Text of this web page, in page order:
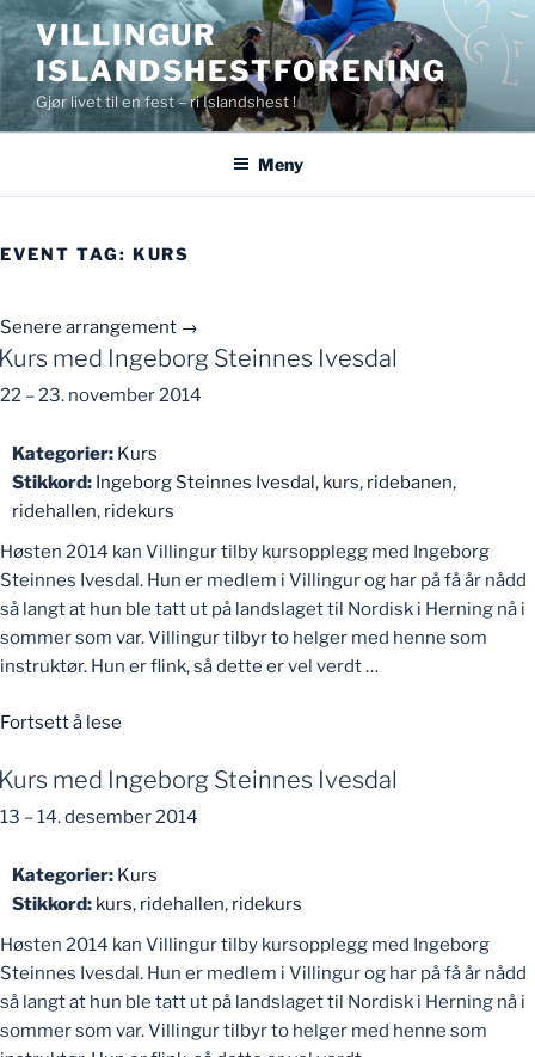
Gå
til
innhold
VILLINGUR
ISLANDSHESTFORENING
Gjør livet til en fest – ri Islandshest !
Meny
EVENT TAG: KURS
Senere arrangement →
med Ingeborg Steinnes Ivesdal
22 –23. november 2014
Kategorier: Kurs
Stikkord: Ingeborg Steinnes Ivesdal, kurs, ridebanen,
ridehallen, ridekurs
Høsten 2014 kan Villingur tilby kursopplegg med Ingeborg
Steinnes Ivesdal. Hun er medlem i Villingur og har på få år nådd
så langt at hun ble tatt ut på landslaget til Nordisk i Herning nå i
sommer som var. Villingur tilbyr to helger med henne som
instruktør. Hun er flink, så dette er vel verdt …
Fortsett å lese
Ingeborg
Steinnes
med Ingeborg Steinnes Ivesdal
13 –14. desember 2014
Kategorier: Kurs
Stikkord: kurs, ridehallen, ridekurs
Høsten 2014 kan Villingur tilby kursopplegg med Ingeborg
Steinnes Ivesdal. Hun er medlem i Villingur og har på få år nådd
så langt at hun ble tatt ut på landslaget til Nordisk i Herning nå i
sommer som var. Villingur tilbyr to helger med henne som